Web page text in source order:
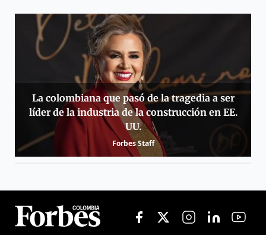
La colombiana que pasó de la tragedia a ser
líder de la industria de la construcción en EE.
UU.
Forbes Staff